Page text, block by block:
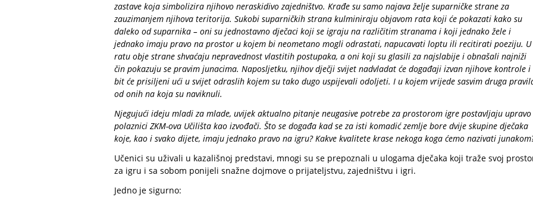
zastave koja simbolizira njihovo neraskidivo zajedništvo. Krađe su samo najava želje suparničke strane za
zauzimanjem njihova teritorija. Sukobi suparničkih strana kulminiraju objavom rata koji će pokazati kako su
daleko od suparnika – oni su jednostavno dječaci koji se igraju na različitim stranama i koji jednako žele i
jednako imaju pravo na prostor u kojem bi neometano mogli odrastati, napucavati loptu ili recitirati poeziju. U
ratu obje strane shvaćaju nepravednost vlastitih postupaka, a oni koji su glasili za najslabije i obnašali najniži
čin pokazuju se pravim junacima. Naposljetku, njihov dječji svijet nadvladat će događaji izvan njihove kontrole i
bit će prisiljeni ući u svijet odraslih kojem su tako dugo uspijevali odoljeti. I u kojem vrijede sasvim druga
od onih na koja su naviknuli.
Njegujući ideju mladi za mlade, uvijek aktualno pitanje neugasive potrebe za prostorom igre postavljaju upravo
polaznici ZKM-ova Učilišta kao izvođači. Što se događa kad se za isti komadić zemlje bore dvije skupine dječaka
koje, kao i svako dijete, imaju jednako pravo na igru? Kakve kvalitete krase nekoga koga ćemo nazivati
Učenici su uživali u kazališnoj predstavi, mnogi su se prepoznali u ulogama dječaka koji traže svoj
za igru i sa sobom ponijeli snažne dojmove o prijateljstvu, zajedništvu i igri.
Jedno je sigurno: